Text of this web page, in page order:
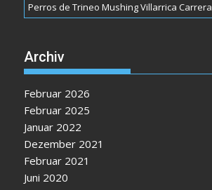
Perros de Trineo Mushing Villarrica Carrera
Archiv
Februar 2026
Februar 2025
Januar 2022
Dezember 2021
Februar 2021
Juni 2020